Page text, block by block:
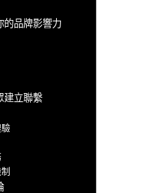
的品牌影響力
建立聯繫